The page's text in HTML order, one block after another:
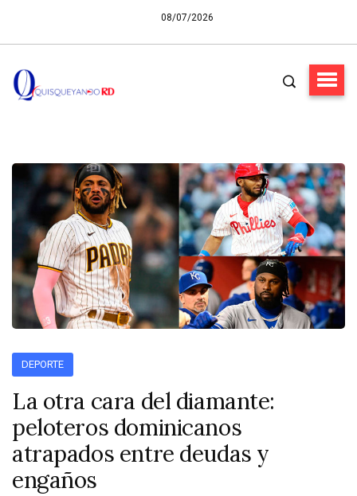
08/07/2026
DEPORTE
La otra cara del diamante:
peloteros dominicanos
atrapados entre deudas y
engaños